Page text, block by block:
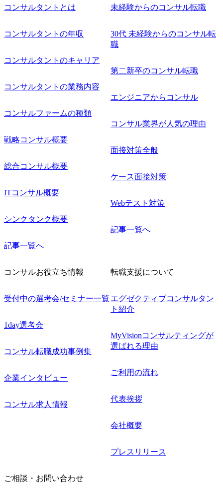
でのプロジェクトに参画し、自身のスキルアップを図りた
規事業開発にも興味があり、ゆくゆくはチャレンジしてみ
コンサルタントとは
コンサルタントの年収
コンサルタントのキャリア
コンサルタントの業務内容
コンサルファームの種類
戦略コンサル概要
総合コンサル概要
ITコンサル概要
シンクタンク概要
記事一覧へ
未経験からのコンサル転職
30代 未経験からのコンサル転
職
第二新卒のコンサル転職
エンジニアからコンサル
コンサル業界が人気の理由
面接対策全般
ケース面接対策
Webテスト対策
記事一覧へ
コンサルお役立ち情報
受付中の選考会/セミナー一覧
1day選考会
コンサル転職成功事例集
企業インタビュー
コンサル求人情報
転職支援について
エグゼクティブコンサルタン
ト紹介
MyVisionコンサルティングが
選ばれる理由
ご利用の流れ
代表挨拶
会社概要
プレスリリース
ご相談・お問い合わせ